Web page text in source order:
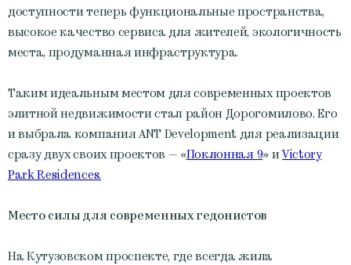
доступности теперь функциональные пространства,
высокое качество сервиса для жителей, экологичность
места, продуманная инфраструктура.
Таким идеальным местом для современных проектов
элитной недвижимости стал район Дорогомилово. Его
и выбрала компания ANT Development для реализации
сразу двух своих проектов — «Поклонная 9» иVictory
Park Residences.
Место силы для современных гедонистов
На Кутузовском проспекте, где всегда жила